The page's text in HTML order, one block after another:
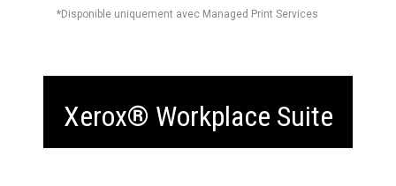
*Disponible uniquement avec Managed Print Services
Xerox® Workplace Suite